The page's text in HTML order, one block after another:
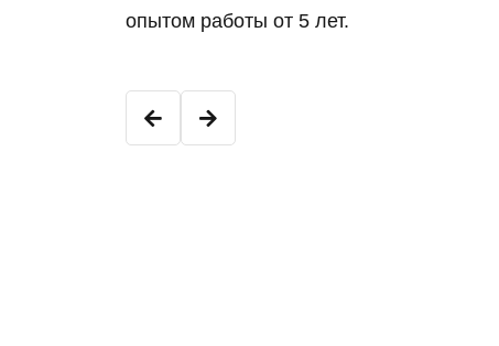
опытом работы от 5 лет.